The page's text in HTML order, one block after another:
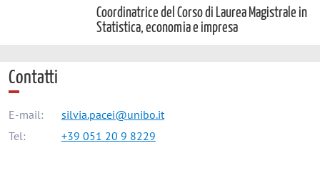
Coordinatrice del Corso di Laurea Magistrale in
Statistica, economia e impresa
Contatti
E-mail:
silvia.pacei@unibo.it
Tel:
+39 051 20 9 8229